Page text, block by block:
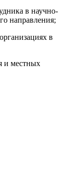
в научно-
направления;
в
и местных